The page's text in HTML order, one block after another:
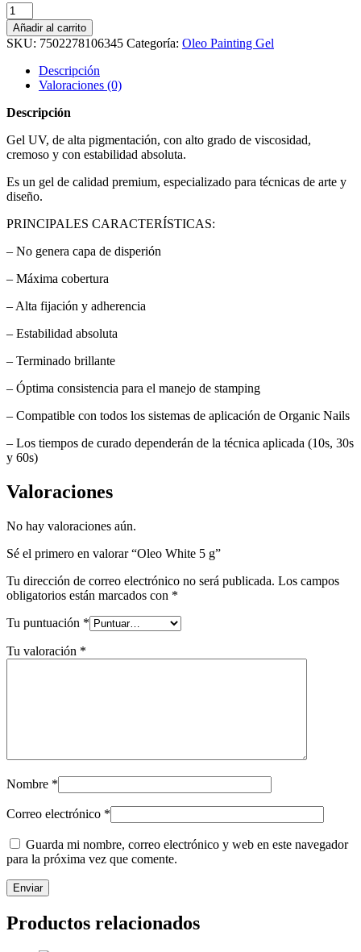
Oleo
White
5
g
cantidad
Añadir al carrito
SKU: 7502278106345 Categoría: Oleo Painting Gel
Descripción
Valoraciones (0)
Descripción
Gel UV, de alta pigmentación, con alto grado de viscosidad,
cremoso y con estabilidad absoluta.
Es un gel de calidad premium, especializado para técnicas de arte y
diseño.
PRINCIPALES CARACTERÍSTICAS:
– No genera capa de disperión
– Máxima cobertura
– Alta fijación y adherencia
– Estabilidad absoluta
– Terminado brillante
– Óptima consistencia para el manejo de stamping
– Compatible con todos los sistemas de aplicación de Organic Nails
– Los tiempos de curado dependerán de la técnica aplicada (10s, 30s
y 60s)
Valoraciones
No hay valoraciones aún.
Sé el primero en valorar “Oleo White 5 g”
Tu dirección de correo electrónico no será publicada. Los campos
obligatorios están marcados con *
Tu puntuación *
Tu valoración *
Nombre *
Correo electrónico *
Guarda mi nombre, correo electrónico y web en este navegador
para la próxima vez que comente.
Productos relacionados